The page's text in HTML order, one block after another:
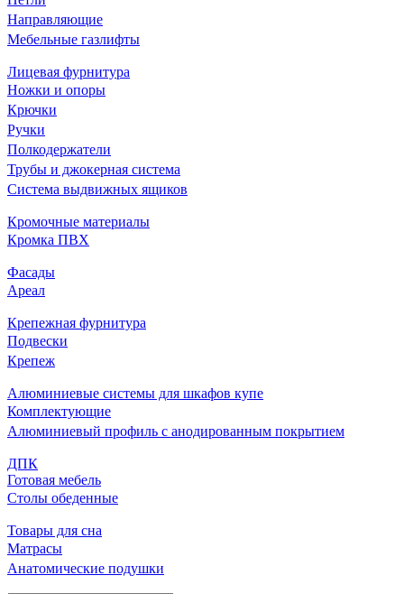
Направляющие
Мебельные газлифты
Лицевая фурнитура
Ножки и опоры
Крючки
Ручки
Полкодержатели
Трубы и джокерная система
Система выдвижных ящиков
Кромочные материалы
Кромка ПВХ
Фасады
Ареал
Крепежная фурнитура
Подвески
Крепеж
Алюминиевые системы для шкафов купе
Комплектующие
Алюминиевый профиль с анодированным покрытием
ДПК
Готовая мебель
Столы обеденные
Товары для сна
Матрасы
Анатомические подушки